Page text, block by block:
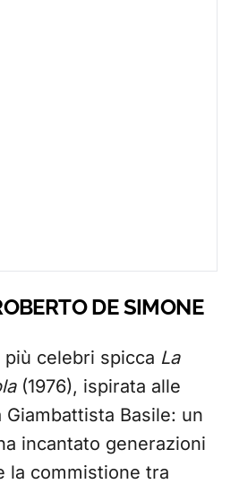
DE SIMONE
celebri spicca La
(1976), ispirata alle
Basile: un
incantato generazioni
la commistione tra